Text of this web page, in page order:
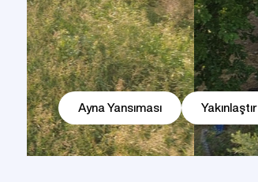
Prefabrik Kreş Bina Modelleri
Ayna Yansıması Yakınlaştır